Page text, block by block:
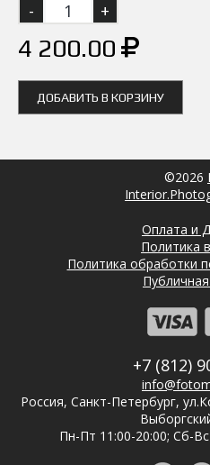
4 200.00
ДОБАВИТЬ В КОРЗИНУ
©2026
Оплата и
Политика
Политика обработки
+7 (812)
Россия, Санкт-Петербург,
Пн-Пт 11:00-20:00; Сб-